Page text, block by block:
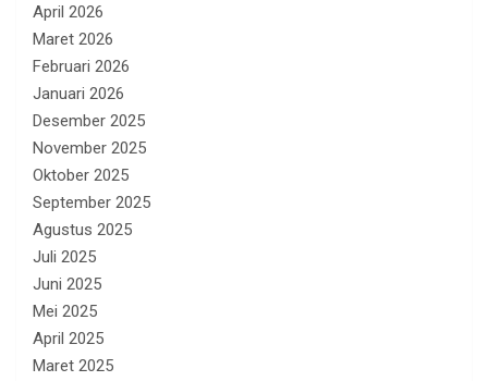
April 2026
Maret 2026
Februari 2026
Januari 2026
Desember 2025
November 2025
Oktober 2025
September 2025
Agustus 2025
Juli 2025
Juni 2025
Mei 2025
April 2025
Maret 2025